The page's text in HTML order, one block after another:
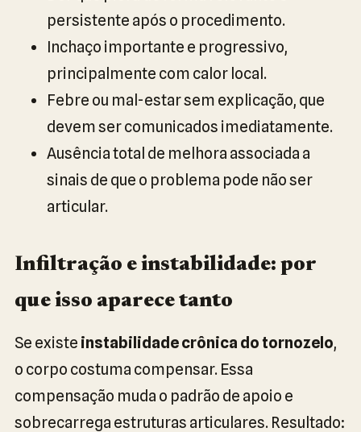
persistente após o procedimento.
Inchaço importante e progressivo,
principalmente com calor local.
Febre ou mal-estar sem explicação, que
devem ser comunicados imediatamente.
Ausência total de melhora associada a
sinais de que o problema pode não ser
articular.
Infiltração e instabilidade: por
que isso aparece tanto
Se existe instabilidade crônica do tornozelo,
o corpo costuma compensar. Essa
compensação muda o padrão de apoio e
sobrecarrega estruturas articulares. Resultado: